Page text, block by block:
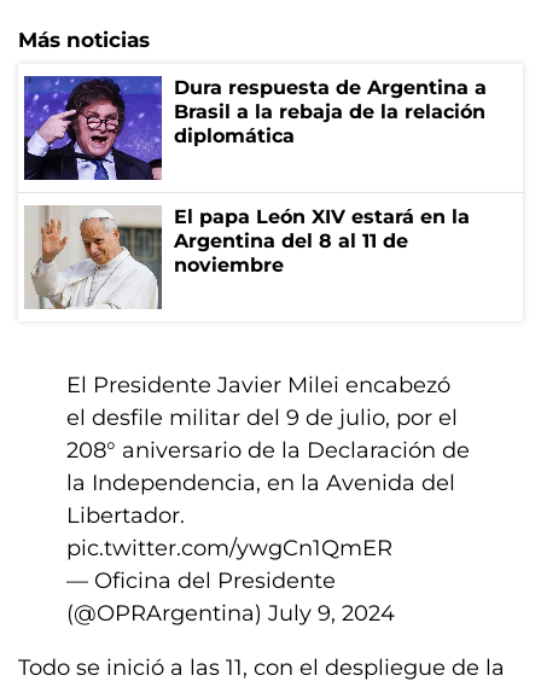
Más noticias
Dura respuesta de Argentina a
Brasil a la rebaja de la relación
diplomática
El papa León XIV estará en la
Argentina del 8 al 11 de
noviembre
El Presidente Javier Milei encabezó
el desfile militar del 9 de julio, por el
208° aniversario de la Declaración de
la Independencia, en la Avenida del
Libertador.
pic.twitter.com/ywgCn1QmER
— Oficina del Presidente
(@OPRArgentina) July 9, 2024
Todo se inició a las 11, con el despliegue de la